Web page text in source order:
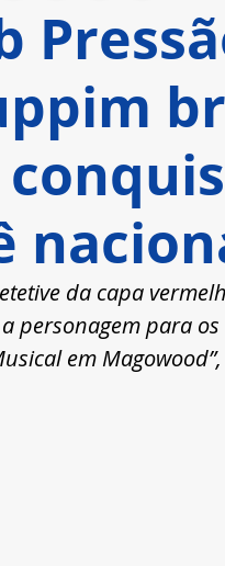
da capa
personagem para
em